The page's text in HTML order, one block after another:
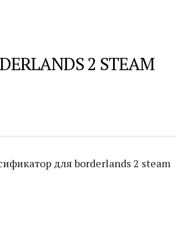
2 STEAM
для borderlands 2 steam